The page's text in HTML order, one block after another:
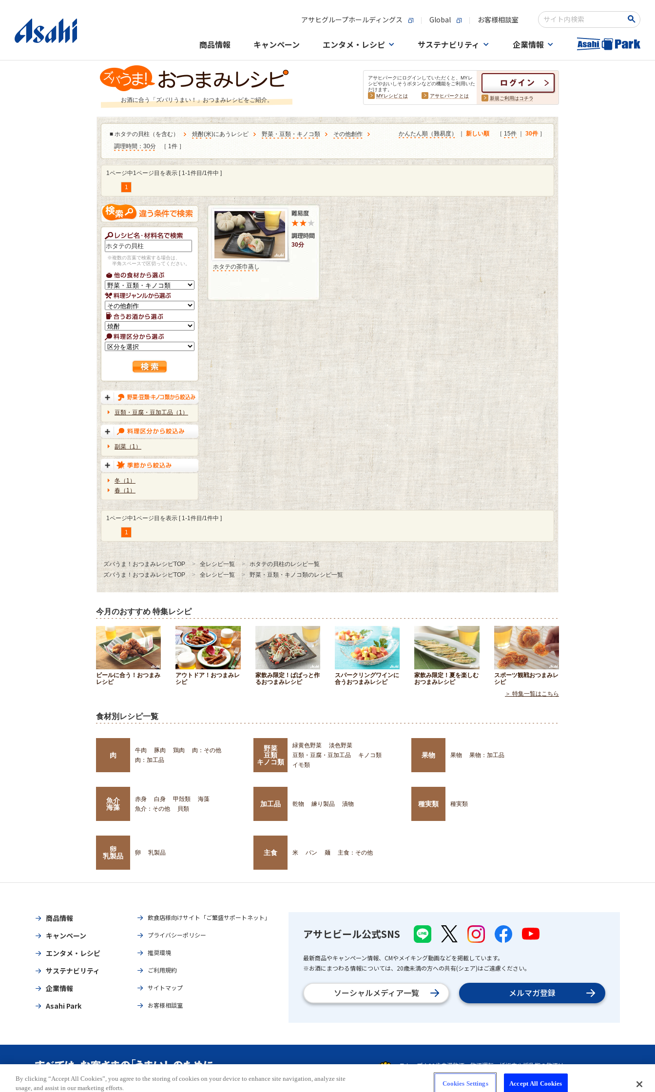
アサヒグループホールディングス Global お客様相談室
検索キーワード入力
商品情報 キャンペーン エンタメ・レシピ サステナビリティ 企業情報
お酒に合う「ズバリうまい！」おつまみレシピをご紹介。
アサヒパークにログインしていただくと、MYレ
シピやおいしそうボタンなどの機能をご利用いた
だけます。
MYレシピとは
アサヒパークとは 新規ご利用はコチラ
■ ホタテの貝柱（を含む） 焼酎(米)にあうレシピ 野菜・豆類・キノコ類
その他創作
調理時間：30分
［ 1件 ］
かんたん順（難易度） 新しい順 ［ 15件 30件 ］
1ページ中1ページ目を表示 [ 1-1件目/1件中 ]
1
※複数の言葉で検索する場合は、
半角スペースで区切ってください。
豆類・豆腐・豆加工品（1）
副菜（1）
冬（1）
春（1）
30分
ホタテの茶巾蒸し
1ページ中1ページ目を表示 [ 1-1件目/1件中 ]
1
ズバうま！おつまみレシピTOP 全レシピ一覧
ホタテの貝柱のレシピ一覧
ズバうま！おつまみレシピTOP
全レシピ一覧 野菜・豆類・キノコ類のレシピ一覧
今月のおすすめ 特集レシピ
ビールに合う！おつまみ
レシピ
アウトドア！おつまみレ
シピ
家飲み限定！ぱぱっと作
るおつまみレシピ
スパークリングワインに
合うおつまみレシピ
家飲み限定！夏を楽しむ
おつまみレシピ
スポーツ観戦おつまみレ
シピ
＞ 特集一覧はこちら
食材別レシピ一覧
肉
牛肉 豚肉 鶏肉
肉：その他
肉：加工品
野菜
豆類
キノコ類
緑黄色野菜
淡色野菜
豆類・豆腐・豆加工品
キノコ類
イモ類
果物 果物 果物：加工品
魚介
海藻
赤身 白身 甲殻類
海藻
魚介：その他
貝類
加工品 乾物 練り製品 漬物 種実類 種実類
卵
乳製品
卵 乳製品 主食 米 パン 麺 主食：その他
商品情報
キャンペーン
エンタメ・レシピ
サステナビリティ
企業情報
Asahi Park
飲食店様向けサイト「ご繁盛サポートネット」
プライバシーポリシー
推奨環境
ご利用規約
サイトマップ
お客様相談室
アサヒビール公式SNS
最新商品やキャンペーン情報、CMやメイキング動画などを掲載しています。
※お酒にまつわる情報については、20歳未満の方への共有(シェア)はご遠慮ください。
ソーシャルメディア一覧 メルマガ登録
Copyright © ASAHI BREWERIES, LTD. All rights reserved.
By clicking “Accept All Cookies”, you agree to the storing of cookies on your device to enhance site navigation, analyze site
usage, and assist in our marketing efforts.
Cookies Settings Accept All Cookies